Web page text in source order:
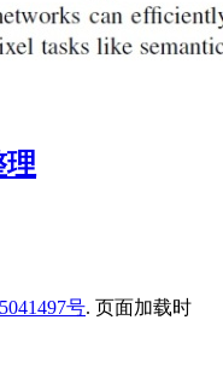
理
号. 页面加载时